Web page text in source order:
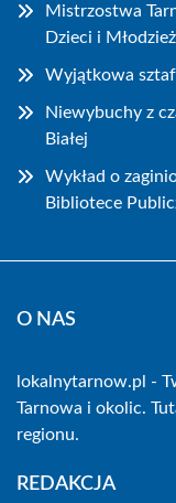
Mistrzostwa
Dzieci i
Wyjątkowa
Niewybuchy z
Białej
Wykład o
Bibliotece
O NAS
lokalnytarnow.pl -
Tarnowa i okolic.
regionu.
REDAKCJA